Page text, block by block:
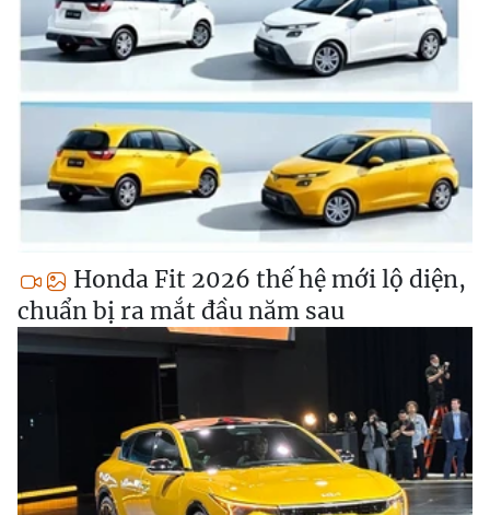
Honda Fit 2026 thế hệ mới lộ diện,
chuẩn bị ra mắt đầu năm sau